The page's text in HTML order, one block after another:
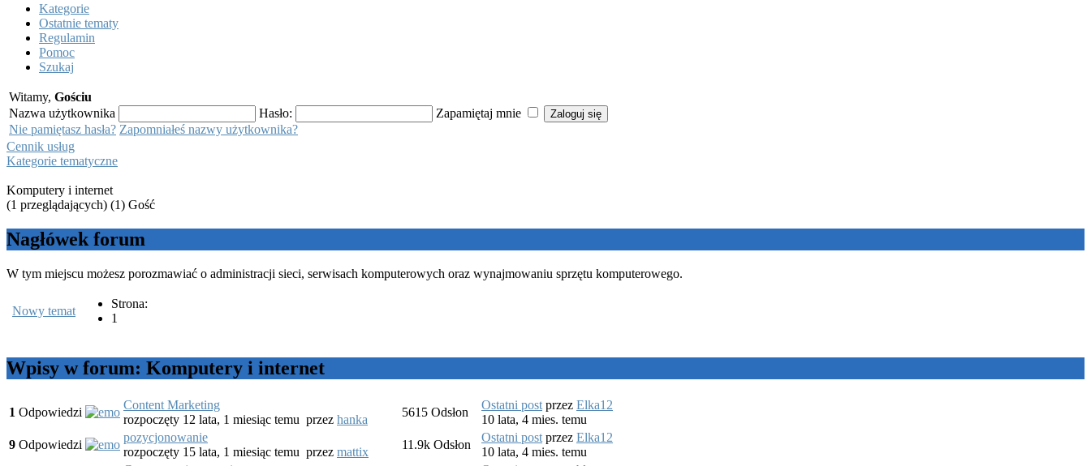
Kategorie
Ostatnie tematy
Regulamin
Pomoc
Szukaj
Witamy, Gościu
Nazwa użytkownika
Hasło:
Zapamiętaj mnie
Nie pamiętasz hasła? Zapomniałeś nazwy użytkownika?
Cennik usług
Kategorie tematyczne
Komputery i internet
(1 przeglądających) (1) Gość
Nagłówek forum
W tym miejscu możesz porozmawiać o administracji sieci, serwisach komputerowych oraz wynajmowaniu sprzętu komputerowego.
Nowy temat
Strona:
1
Wpisy w forum: Komputery i internet
1 Odpowiedzi
Content Marketing
rozpoczęty 12 lata, 1 miesiąc temu przez hanka
5615 Odsłon
Ostatni post przez Elka12
10 lata, 4 mies. temu
9 Odpowiedzi
pozycjonowanie
rozpoczęty 15 lata, 1 miesiąc temu przez mattix
11.9k Odsłon
Ostatni post przez Elka12
10 lata, 4 mies. temu